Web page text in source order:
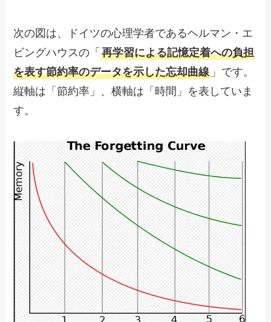
次の図は、ドイツの心理学者であるヘルマン・エ
ビングハウスの「再学習による記憶定着への負担
を表す節約率のデータを示した忘却曲線 」です。
縦軸は「節約率」、横軸は「時間」を表していま
す。